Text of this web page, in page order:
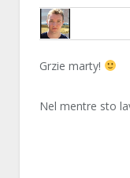
HAVANA24
Grzie marty!
Nel mentre sto